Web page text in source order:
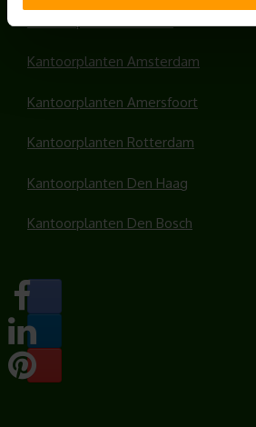
Kantoorplanten Amsterdam
Kantoorplanten Amersfoort
Kantoorplanten Rotterdam
Kantoorplanten Den Haag
Kantoorplanten Den Bosch